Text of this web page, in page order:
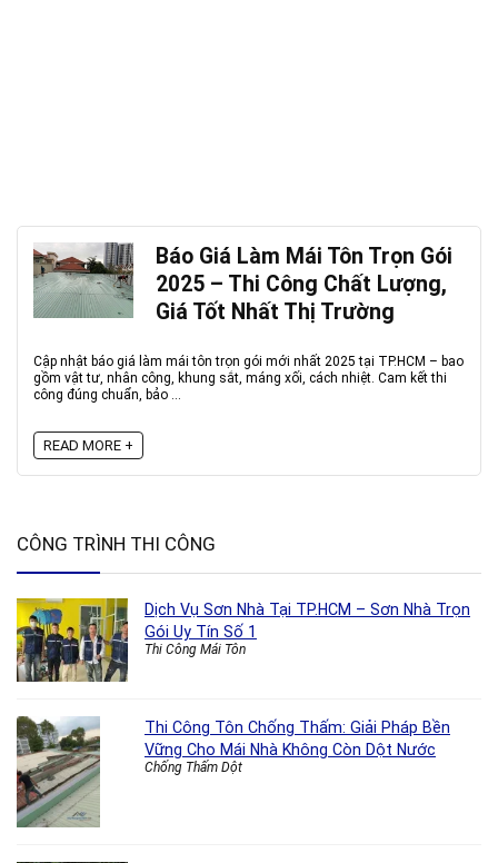
Báo Giá Làm Mái Tôn Trọn Gói
2025 – Thi Công Chất Lượng,
Giá Tốt Nhất Thị Trường
Cập nhật báo giá làm mái tôn trọn gói mới nhất 2025 tại TP.HCM – bao
gồm vật tư, nhân công, khung sắt, máng xối, cách nhiệt. Cam kết thi
công đúng chuẩn, bảo ...
READ MORE +
CÔNG TRÌNH THI CÔNG
Dịch Vụ Sơn Nhà Tại TP.HCM – Sơn Nhà Trọn
Gói Uy Tín Số 1
Thi Công Mái Tôn
Thi Công Tôn Chống Thấm: Giải Pháp Bền
Vững Cho Mái Nhà Không Còn Dột Nước
Chống Thấm Dột